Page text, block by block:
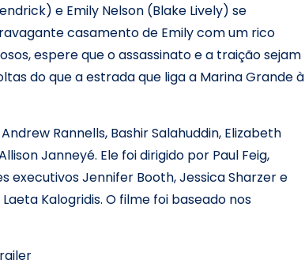
e Emily Nelson (Blake Lively) se
casamento de Emily com um rico
espere que o assassinato e a traição sejam
do que a estrada que liga a Marina Grande à
Rannells, Bashir Salahuddin, Elizabeth
Janneyé. Ele foi dirigido por Paul Feig,
executivos Jennifer Booth, Jessica Sharzer e
Kalogridis. O filme foi baseado nos